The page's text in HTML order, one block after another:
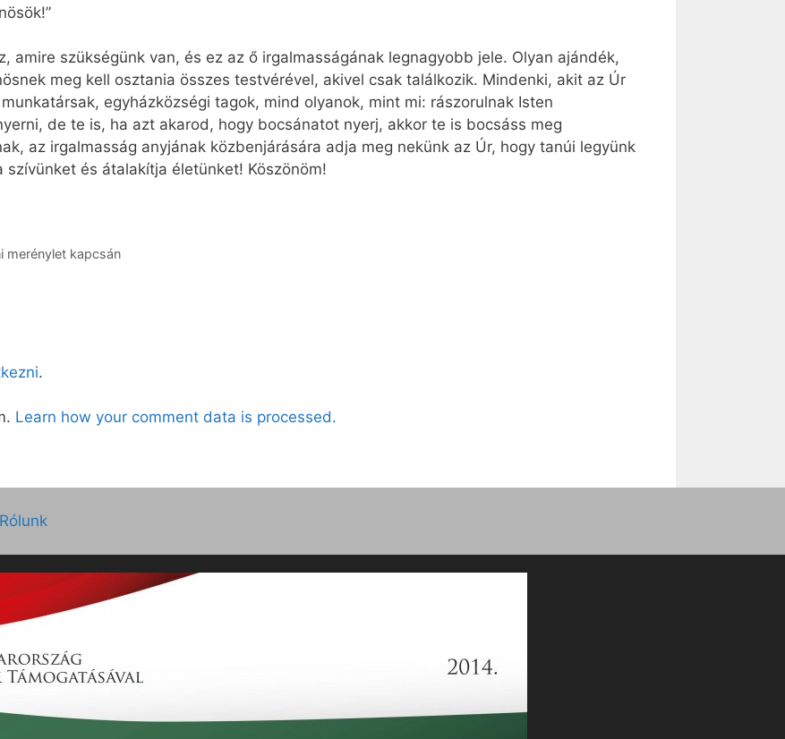
amire szükségünk van, és ez az ő irgalmasságának legnagyobb jele. Olyan ajándék,
meg kell osztania összes testvérével, akivel csak találkozik. Mindenki, akit az Úr
egyházközségi tagok, mind olyanok, mint mi: rászorulnak Isten
de te is, ha azt akarod, hogy bocsánatot nyerj, akkor te is bocsáss meg
az irgalmasság anyjának közbenjárására adja meg nekünk az Úr, hogy tanúi legyünk
és átalakítja életünket! Köszönöm!
merénylet kapcsán
.
Learn how your comment data is processed.
Rólunk